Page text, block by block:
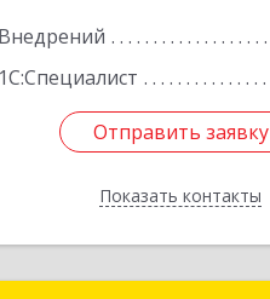
Внедрений
1С:Специалист
Отправить заявку
Показать контакты
Отправить заявку
Назад